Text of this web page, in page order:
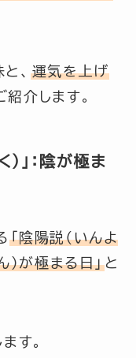
、
運気を上げ
紹介します。
」：陰が極ま
「陰陽説（いんよ
）が極まる日」 と
す。